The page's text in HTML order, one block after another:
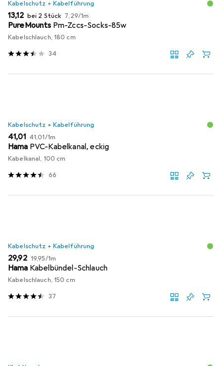
Kabelschutz + Kabelführung
EUR
13,12 bei 2 Stück EUR
7,29/1m
PureMounts Pm-Zccs-Socks-85w
Kabelschlauch, 180 cm
34
Kabelschutz + Kabelführung
EUR
41,01 EUR
41,01/1m
Hama PVC-Kabelkanal, eckig
Kabelkanal, 100 cm
66
Kabelschutz + Kabelführung
EUR
29,92 EUR
19,95/1m
Hama Kabelbündel-Schlauch
Kabelschlauch, 150 cm
37